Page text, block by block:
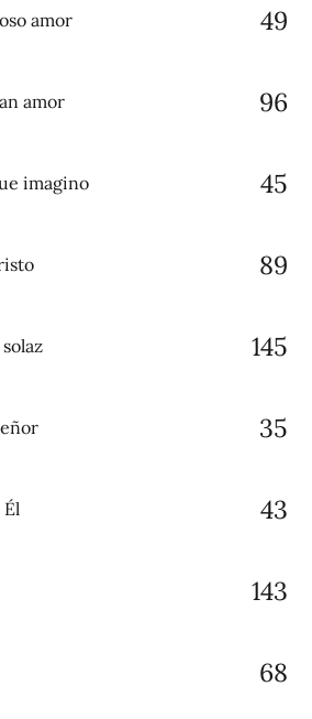
amor 49
amor 96
imagino 45
89
145
35
43
143
68